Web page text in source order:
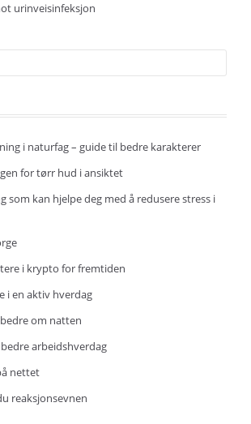
urinveisinfeksjon
i naturfag – guide til bedre karakterer
for tørr hud i ansiktet
som kan hjelpe deg med å redusere stress i
i krypto for fremtiden
i en aktiv hverdag
om natten
arbeidshverdag
nettet
reaksjonsevnen